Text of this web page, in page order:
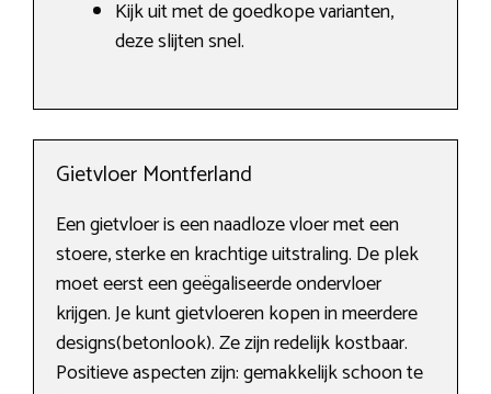
Kijk uit met de goedkope varianten,
deze slijten snel.
Gietvloer Montferland
Een gietvloer is een naadloze vloer met een
stoere, sterke en krachtige uitstraling. De plek
moet eerst een geëgaliseerde ondervloer
krijgen. Je kunt gietvloeren kopen in meerdere
designs(betonlook). Ze zijn redelijk kostbaar.
Positieve aspecten zijn: gemakkelijk schoon te